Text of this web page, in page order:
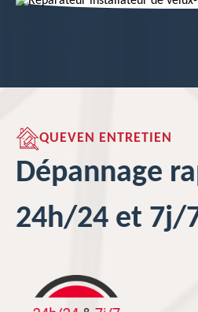
QUEVEN ENTRETIEN
Dépannage
24h/24 et 7j/